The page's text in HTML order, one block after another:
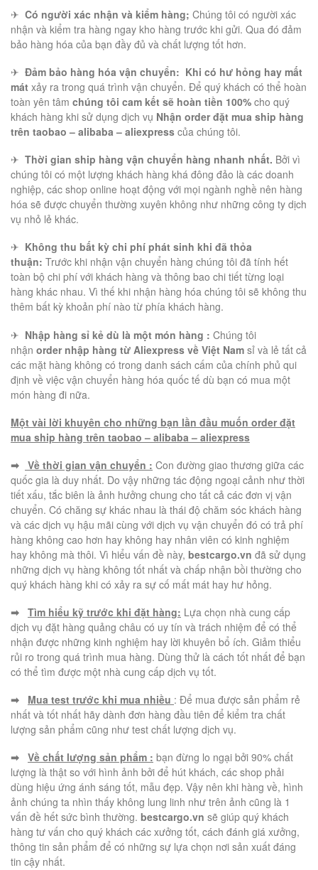
✈ Có người xác nhận và kiểm hàng; Chúng tôi có người xác
nhận và kiểm tra hàng ngay kho hàng trước khi gửi. Qua đó đảm
bảo hàng hóa của bạn đầy đủ và chất lượng tốt hơn.
✈ Đảm bảo hàng hóa vận chuyển: Khi có hư hỏng hay mất
mát xảy ra trong quá trình vận chuyển. Để quý khách có thể hoàn
toàn yên tâm chúng tôi cam kết sẽ hoàn tiền 100% cho quý
khách hàng khi sử dụng dịch vụ Nhận order đặt mua ship hàng
trên taobao – alibaba – aliexpress của chúng tôi.
✈ Thời gian ship hàng vận chuyển hàng nhanh nhất. Bởi vì
chúng tôi có một lượng khách hàng khá đông đảo là các doanh
nghiệp, các shop online hoạt động với mọi ngành nghề nên hàng
hóa sẽ được chuyển thường xuyên không như những công ty dịch
vụ nhỏ lẻ khác.
✈ Không thu bất kỳ chi phí phát sinh khi đã thỏa
thuận: Trước khi nhận vận chuyển hàng chúng tôi đã tính hết
toàn bộ chi phí với khách hàng và thông bao chi tiết từng loại
hàng khác nhau. Vì thế khi nhận hàng hóa chúng tôi sẽ không thu
thêm bất kỳ khoản phí nào từ phía khách hàng.
✈ Nhập hàng sỉ kẻ dù là một món hàng : Chúng tôi
nhận order nhập hàng từ Aliexpress về Việt Nam sỉ và lẻ tất cả
các mặt hàng không có trong danh sách cấm của chính phủ qui
định về việc vận chuyển hàng hóa quốc tế dù bạn có mua một
món hàng đi nữa.
Một vài lời khuyên cho những bạn lần đầu muốn order đặt
mua ship hàng trên taobao – alibaba – aliexpress
➡ Về thời gian vận chuyển : Con đường giao thương giữa các
quốc gia là duy nhất. Do vậy những tác động ngoại cảnh như thời
tiết xấu, tắc biên là ảnh hưởng chung cho tất cả các đơn vị vận
chuyển. Có chăng sự khác nhau là thái độ chăm sóc khách hàng
và các dịch vụ hậu mãi cùng với dịch vụ vận chuyển đó có trả phí
hàng không cao hơn hay không hay nhân viên có kinh nghiệm
hay không mà thôi. Vì hiểu vấn đề này, bestcargo.vn đã sử dụng
những dịch vụ hàng không tốt nhất và chấp nhận bồi thường cho
quý khách hàng khi có xảy ra sự cố mất mát hay hư hỏng.
➡ Tìm hiểu kỹ trước khi đặt hàng: Lựa chọn nhà cung cấp
dịch vụ đặt hàng quảng châu có uy tín và trách nhiệm để có thể
nhận được những kinh nghiệm hay lời khuyên bổ ích. Giảm thiểu
rủi ro trong quá trình mua hàng. Dùng thử là cách tốt nhất để bạn
có thể tìm được một nhà cung cấp dịch vụ tốt.
➡ Mua test trước khi mua nhiều : Để mua được sản phẩm rẻ
nhất và tốt nhất hãy dành đơn hàng đầu tiên để kiểm tra chất
lượng sản phẩm cũng như test chất lượng dịch vụ.
➡ Về chất lượng sản phẩm : bạn đừng lo ngại bởi 90% chất
lượng là thật so với hình ảnh bởi để hút khách, các shop phải
dùng hiệu ứng ánh sáng tốt, mẫu đẹp. Vậy nên khi hàng về, hình
ảnh chúng ta nhìn thấy không lung linh như trên ảnh cũng là 1
vấn đề hết sức bình thường. bestcargo.vn sẽ giúp quý khách
hàng tư vấn cho quý khách các xưởng tốt, cách đánh giá xưởng,
thông tin sản phẩm để có những sự lựa chọn nơi sản xuất đáng
tin cậy nhất.